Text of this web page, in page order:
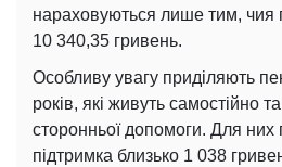
нараховуються лише тим, чия
10 340,35 гривень.
Особливу увагу приділяють
років, які живуть самостійно
сторонньої допомоги. Для них
підтримка близько 1 038